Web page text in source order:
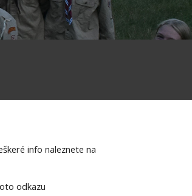
info naleznete na
odkazu